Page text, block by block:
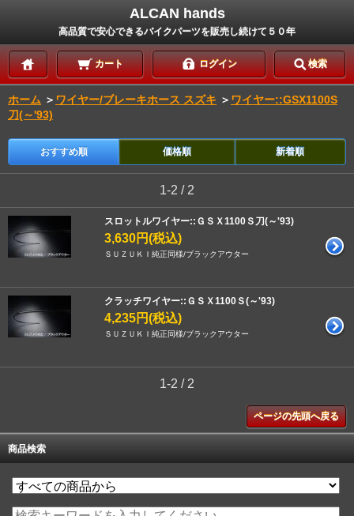
ALCAN hands
高品質で安心できるバイクパーツを販売し続けて５０年
カート ログイン 検索
ホーム ＞ ワイヤー/ブレーキホース スズキ ＞ ワイヤー::GSX1100S
刀(～'93)
おすすめ順 価格順 新着順
1-2 / 2
スロットルワイヤー::ＧＳＸ1100Ｓ刀(～'93)
3,630円(税込)
ＳＵＺＵＫＩ純正同様/ブラックアウター
クラッチワイヤー::ＧＳＸ1100Ｓ(～'93)
4,235円(税込)
ＳＵＺＵＫＩ純正同様/ブラックアウター
1-2 / 2
ページの先頭へ戻る
商品検索